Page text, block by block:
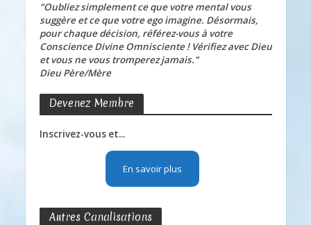
"Oubliez simplement ce que votre mental vous
suggère et ce que votre ego imagine. Désormais,
pour chaque décision, référez-vous à votre
Conscience Divine Omnisciente ! Vérifiez avec Dieu
et vous ne vous tromperez jamais."
Dieu Père/Mère
Devenez Membre
Inscrivez-vous et...
En savoir plus
Autres Canalisations